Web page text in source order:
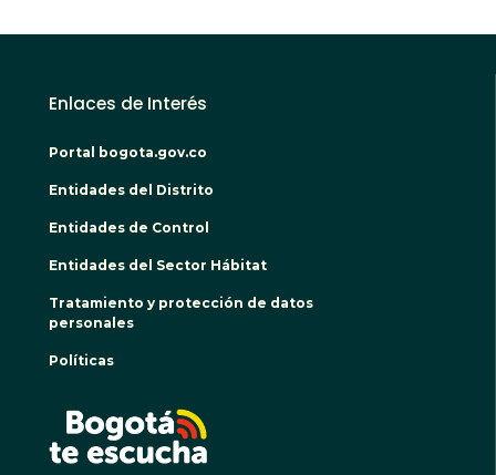
Enlaces de Interés
Portal bogota.gov.co
Entidades del Distrito
Entidades de Control
Entidades del Sector Hábitat
Tratamiento y protección de datos
personales
Políticas